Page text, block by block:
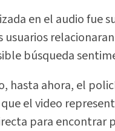
en el audio fue
usuarios
búsqueda
hasta ahora, el
el video
para encontrar